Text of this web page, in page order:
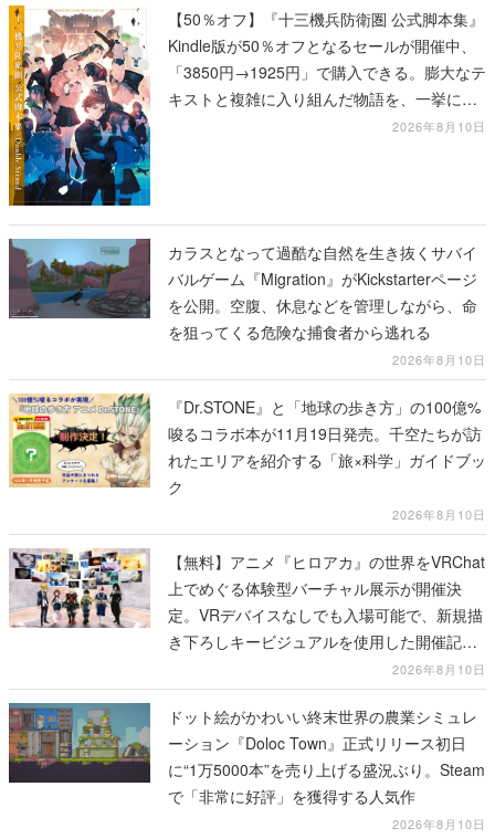
【50％オフ】『十三機兵防衛圏 公式脚本集』
Kindle版が50％オフとなるセールが開催中、
「3850円→1925円」で購入できる。膨大なテ
キストと複雑に入り組んだ物語を、一挙に再
2026年8月10日
カラスとなって過酷な自然を生き抜くサバイ
バルゲーム『Migration』がKickstarterページ
を公開。空腹、休息などを管理しながら、命
を狙ってくる危険な捕食者から逃れる
2026年8月10日
『Dr.STONE』と「地球の歩き方」の100億%
唆るコラボ本が11月19日発売。千空たちが訪
れたエリアを紹介する「旅×科学」ガイドブッ
ク
2026年8月10日
【無料】アニメ『ヒロアカ』の世界をVRChat
上でめぐる体験型バーチャル展示が開催決
定。VRデバイスなしでも入場可能で、新規描
き下ろしキービジュアルを使用した開催記念
2026年8月10日
ドット絵がかわいい終末世界の農業シミュレ
ーション『Doloc Town』正式リリース初日
に“1万5000本”を売り上げる盛況ぶり。Steam
で「非常に好評」を獲得する人気作
2026年8月10日